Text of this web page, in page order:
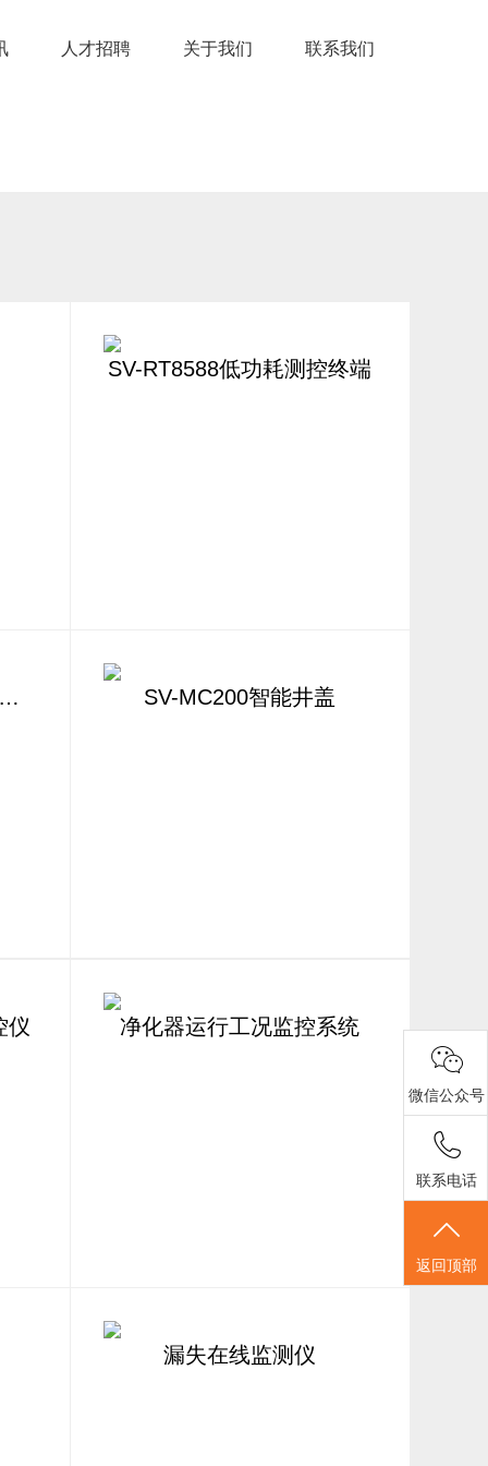
人才招聘 关于我们 联系我们
SV-RT8588低功耗测控终端
智能井盖监测终端 SV-MC200智能井盖
仪 净化器运行工况监控系统
漏失在线监测仪
微信公众号
联系电话
返回顶部